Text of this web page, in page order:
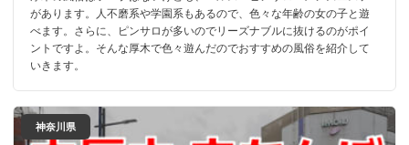
があります。人不磨系や学園系もあるので、色々な年齢の女の子と遊
べます。さらに、ピンサロが多いのでリーズナブルに抜けるのがポイ
ントですよ。そんな厚木で色々遊んだのでおすすめの風俗を紹介して
いきます。
神奈川県